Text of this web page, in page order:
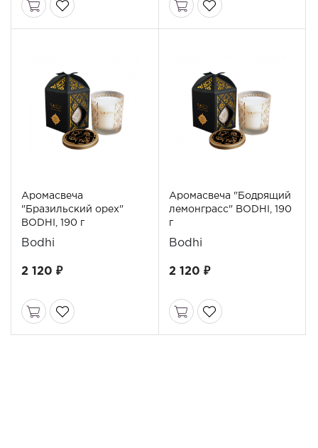
Аромасвеча
"Бразильский орех"
BODHI, 190 г
Bodhi
2 120 ₽
Аромасвеча "Бодрящий
лемонграсс" BODHI, 190
г
Bodhi
2 120 ₽